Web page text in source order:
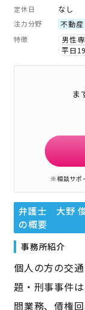
定休日 なし
注力分野 不動産
特徴 男性
平日
ま
※相談サポ
弁護士 大野 俊
の概要
事務所紹介
個人の方の交
題・刑事事件
問業務、債権